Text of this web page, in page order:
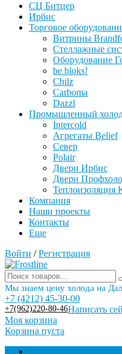
СЦ Битцер
Ирбис
Торговое
Витрины
Стеллажные
Оборудование
be bloks!
Chilz
Carboma
Dazzl
Промышленный
Intercold
Агрегаты Belief
Север
Polair
Двери Ирбис
Двери
Теплоизоляция
Компания
Наши проекты
Контакты
Еще
Войти / Регистрация
Мы знаем цену холода на
+7 (4212) 45-30-00
+7(962)220-80-46Написать
Моя корзина
Корзина пуста